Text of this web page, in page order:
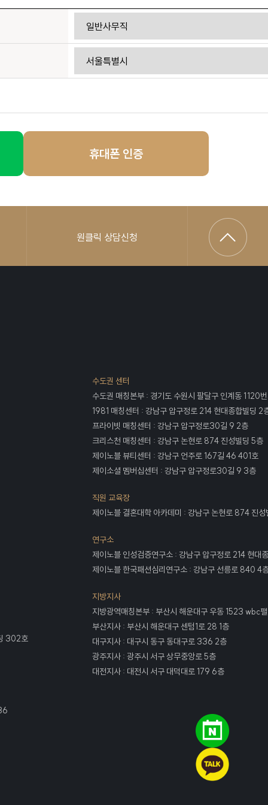
휴대폰 인증
원클릭 상담신청
302호
수도권 센터
수도권 매칭본부 : 경기도 수원시 팔달구 인계동 1120
1981 매칭센터 : 강남구 압구정로 214 현대종합빌딩 2
프라이빗 매칭센터 : 강남구 압구정로30길 9 2층
크리스천 매칭센터 : 강남구 논현로 874 진성빌딩 5층
제이노블 뷰티센터 : 강남구 언주로 167길 46 401호
제이소셜 멤버십센터 : 강남구 압구정로30길 9 3층
직원 교육장
제이노블 결혼대학 아카데미 : 강남구 논현로 874 진
연구소
제이노블 인성검증연구소 : 강남구 압구정로 214 현대
제이노블 한국패션심리연구소 : 강남구 선릉로 840 4
지방지사
지방광역매칭본부 : 부산시 해운대구 우동 1523 wbc
부산지사 : 부산시 해운대구 센텀1로 28 1층
대구지사 : 대구시 동구 동대구로 336 2층
광주지사 : 광주시 서구 상무중앙로 5층
대전지사 : 대전시 서구 대덕대로 179 6층